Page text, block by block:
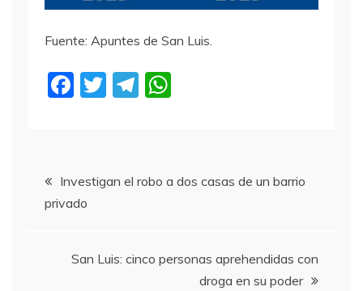
Fuente: Apuntes de San Luis.
F
b
o
k
T
T
a A
Navegación
de
entradas
Investigan el robo a dos casas de un barrio
privado
San Luis: cinco personas aprehendidas con
droga en su poder